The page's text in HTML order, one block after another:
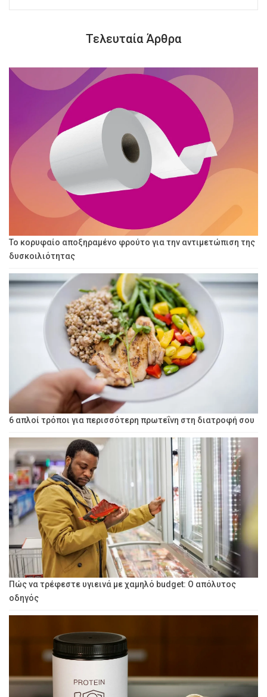
Τελευταία Άρθρα
Το κορυφαίο αποξηραμένο φρούτο για την αντιμετώπιση της
δυσκοιλιότητας
6 απλοί τρόποι για περισσότερη πρωτεΐνη στη διατροφή σου
Πώς να τρέφεστε υγιεινά με χαμηλό budget: Ο απόλυτος
οδηγός